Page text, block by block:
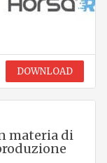
DOWNLOAD
materia di